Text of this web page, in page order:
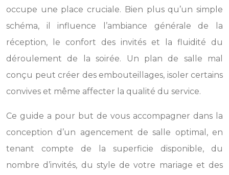
occupe une place cruciale. Bien plus qu’un simple
schéma, il influence l’ambiance générale de la
réception, le confort des invités et la fluidité du
déroulement de la soirée. Un plan de salle mal
conçu peut créer des embouteillages, isoler certains
convives et même affecter la qualité du service.
Ce guide a pour but de vous accompagner dans la
conception d’un agencement de salle optimal, en
tenant compte de la superficie disponible, du
nombre d’invités, du style de votre mariage et des